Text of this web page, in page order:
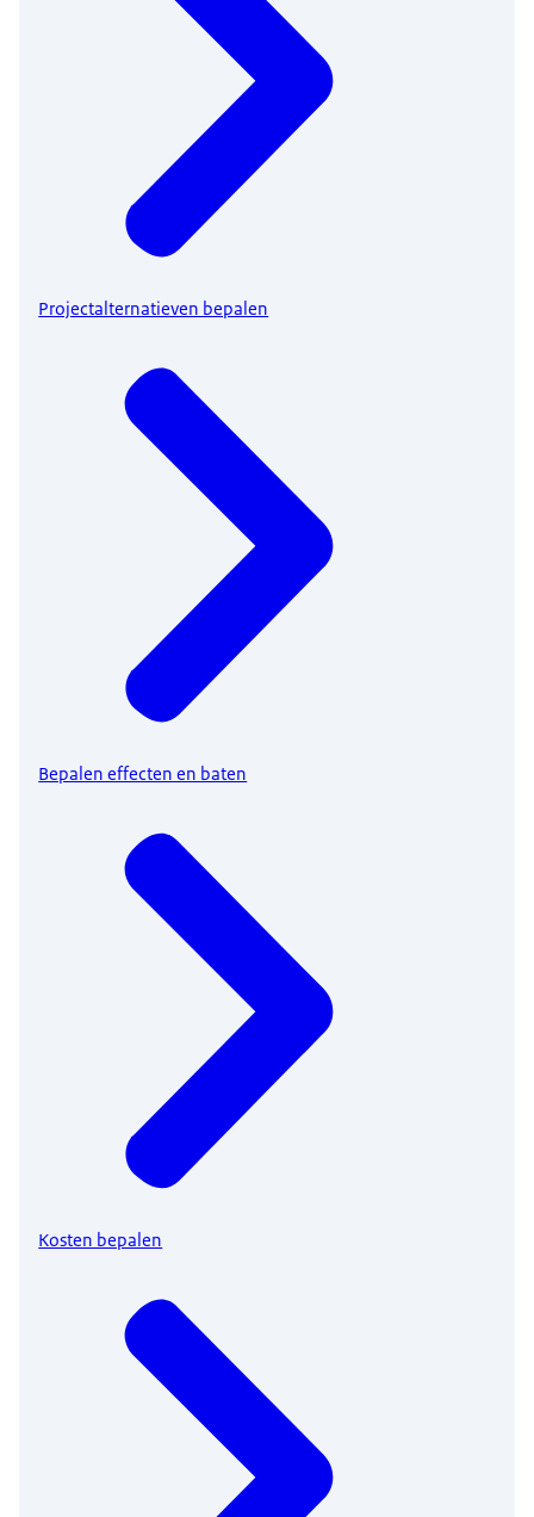
Projectalternatieven bepalen
Bepalen effecten en baten
Kosten bepalen